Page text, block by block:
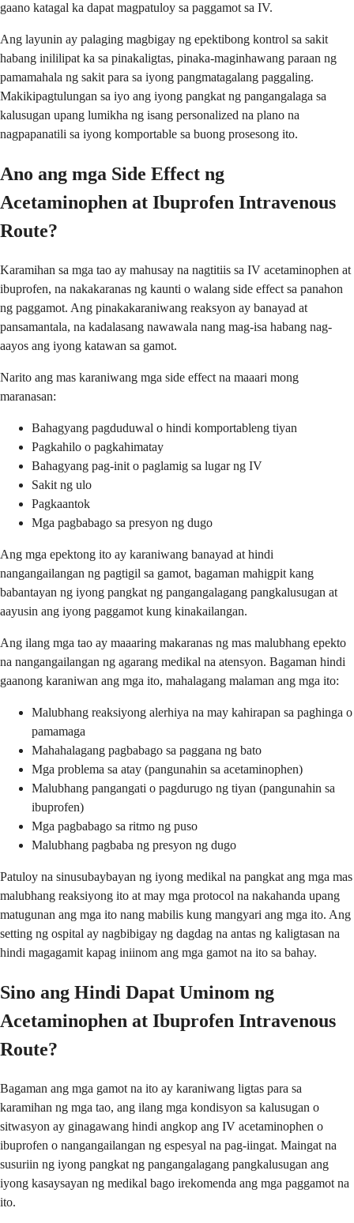
gaano katagal ka dapat magpatuloy sa paggamot sa IV.
Ang layunin ay palaging magbigay ng epektibong kontrol sa sakit
habang inililipat ka sa pinakaligtas, pinaka-maginhawang paraan ng
pamamahala ng sakit para sa iyong pangmatagalang paggaling.
Makikipagtulungan sa iyo ang iyong pangkat ng pangangalaga sa
kalusugan upang lumikha ng isang personalized na plano na
nagpapanatili sa iyong komportable sa buong prosesong ito.
Ano ang mga Side Effect ng
Acetaminophen at Ibuprofen Intravenous
Route?
Karamihan sa mga tao ay mahusay na nagtitiis sa IV acetaminophen at
ibuprofen, na nakakaranas ng kaunti o walang side effect sa panahon
ng paggamot. Ang pinakakaraniwang reaksyon ay banayad at
pansamantala, na kadalasang nawawala nang mag-isa habang nag-
aayos ang iyong katawan sa gamot.
Narito ang mas karaniwang mga side effect na maaari mong
maranasan:
Bahagyang pagduduwal o hindi komportableng tiyan
Pagkahilo o pagkahimatay
Bahagyang pag-init o paglamig sa lugar ng IV
Sakit ng ulo
Pagkaantok
Mga pagbabago sa presyon ng dugo
Ang mga epektong ito ay karaniwang banayad at hindi
nangangailangan ng pagtigil sa gamot, bagaman mahigpit kang
babantayan ng iyong pangkat ng pangangalagang pangkalusugan at
aayusin ang iyong paggamot kung kinakailangan.
Ang ilang mga tao ay maaaring makaranas ng mas malubhang epekto
na nangangailangan ng agarang medikal na atensyon. Bagaman hindi
gaanong karaniwan ang mga ito, mahalagang malaman ang mga ito:
Malubhang reaksiyong alerhiya na may kahirapan sa paghinga o
pamamaga
Mahahalagang pagbabago sa paggana ng bato
Mga problema sa atay (pangunahin sa acetaminophen)
Malubhang pangangati o pagdurugo ng tiyan (pangunahin sa
ibuprofen)
Mga pagbabago sa ritmo ng puso
Malubhang pagbaba ng presyon ng dugo
Patuloy na sinusubaybayan ng iyong medikal na pangkat ang mga mas
malubhang reaksiyong ito at may mga protocol na nakahanda upang
matugunan ang mga ito nang mabilis kung mangyari ang mga ito. Ang
setting ng ospital ay nagbibigay ng dagdag na antas ng kaligtasan na
hindi magagamit kapag iniinom ang mga gamot na ito sa bahay.
Sino ang Hindi Dapat Uminom ng
Acetaminophen at Ibuprofen Intravenous
Route?
Bagaman ang mga gamot na ito ay karaniwang ligtas para sa
karamihan ng mga tao, ang ilang mga kondisyon sa kalusugan o
sitwasyon ay ginagawang hindi angkop ang IV acetaminophen o
ibuprofen o nangangailangan ng espesyal na pag-iingat. Maingat na
susuriin ng iyong pangkat ng pangangalagang pangkalusugan ang
iyong kasaysayan ng medikal bago irekomenda ang mga paggamot na
ito.